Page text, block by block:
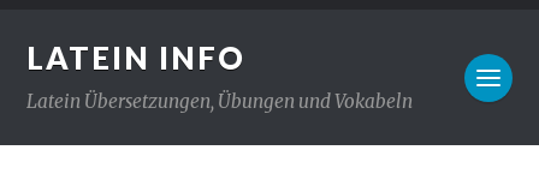
LATEIN INFO
Latein Übersetzungen, Übungen und Vokabeln